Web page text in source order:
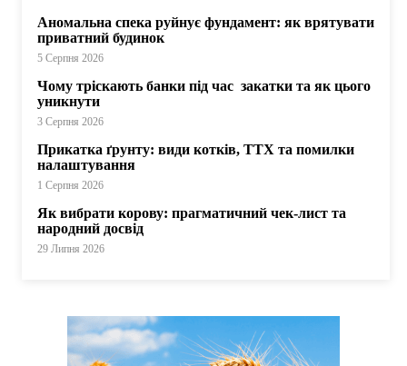
Аномальна спека руйнує фундамент: як врятувати
приватний будинок
5 Серпня 2026
Чому тріскають банки під час закатки та як цього
уникнути
3 Серпня 2026
Прикатка ґрунту: види котків, ТТХ та помилки
налаштування
1 Серпня 2026
Як вибрати корову: прагматичний чек-лист та
народний досвід
29 Липня 2026